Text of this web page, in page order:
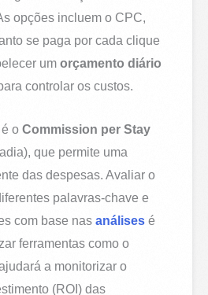
opções incluem o CPC,
se paga por cada clique
umorçamento diário
controlar os custos.
é oCommission per Stay
que permite uma
das despesas. Avaliar o
palavras-chave e
com base nasanálises é
ferramentas como o
a monitorizar o
(ROI) das